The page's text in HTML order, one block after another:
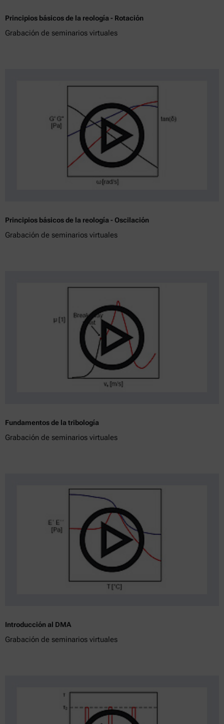
Principios básicos de la reología - Rotación
Grabación de seminarios virtuales
Principios básicos de la reología - Oscilación
Grabación de seminarios virtuales
Fundamentos de la tribología
Grabación de seminarios virtuales
Introducción al DMA
Grabación de seminarios virtuales